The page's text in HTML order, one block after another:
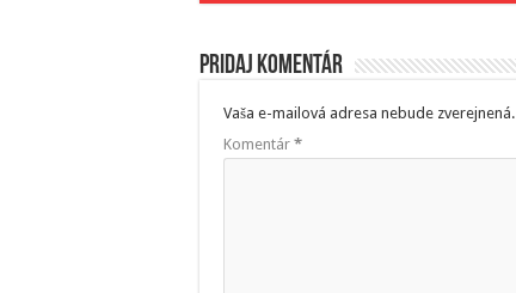
Pridaj komentár
Vaša e-mailová adresa nebude zverejnená.
Komentár *